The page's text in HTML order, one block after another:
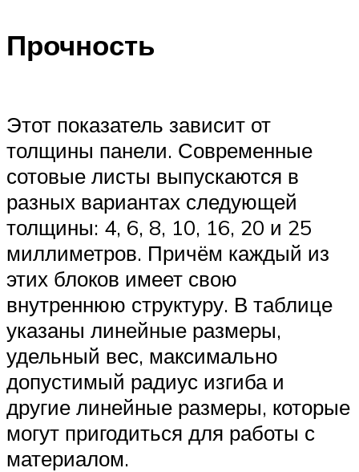
Прочность
Этот показатель зависит от
толщины панели. Современные
сотовые листы выпускаются в
разных вариантах следующей
толщины: 4, 6, 8, 10, 16, 20 и 25
миллиметров. Причём каждый из
этих блоков имеет свою
внутреннюю структуру. В таблице
указаны линейные размеры,
удельный вес, максимально
допустимый радиус изгиба и
другие линейные размеры, которые
могут пригодиться для работы с
материалом.